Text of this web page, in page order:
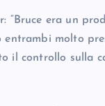
“Bruce era un
molto
il controllo sulla